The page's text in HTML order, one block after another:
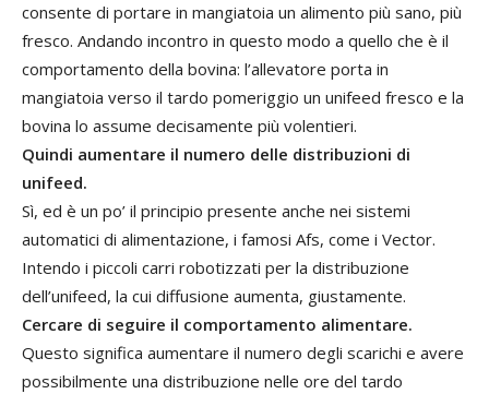
consente di portare in mangiatoia un alimento più sano, più
fresco. Andando incontro in questo modo a quello che è il
comportamento della bovina: l’allevatore porta in
mangiatoia verso il tardo pomeriggio un unifeed fresco e la
bovina lo assume decisamente più volentieri.
Quindi aumentare il numero delle distribuzioni di
unifeed.
Sì, ed è un po’ il principio presente anche nei sistemi
automatici di alimentazione, i famosi Afs, come i Vector.
Intendo i piccoli carri robotizzati per la distribuzione
dell’unifeed, la cui diffusione aumenta, giustamente.
Cercare di seguire il comportamento alimentare.
Questo significa aumentare il numero degli scarichi e avere
possibilmente una distribuzione nelle ore del tardo